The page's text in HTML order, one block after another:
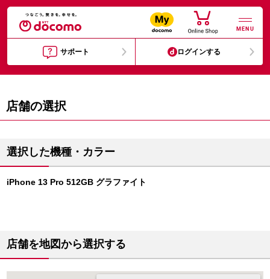
MENU
サポート ログインする
店舗の選択
選択した機種・カラー
iPhone 13 Pro 512GB グラファイト
店舗を地図から選択する